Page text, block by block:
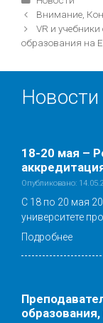
Навигация
записи
Внимание,
VR и
образования на
Новости
18-20 мая –
Опубликовано:
С 18 по 20 мая
университете
Подробнее